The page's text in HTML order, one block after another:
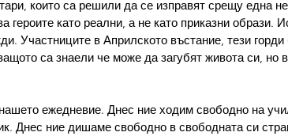
които са решили да се изправят срещу една
героите като реални, а не като приказни образи.
Участниците в Априлското въстание, тези горди
са знаели че може да загубят живота си, но
ежедневие. Днес ние ходим свободно на
Днес ние дишаме свободно в свободната си